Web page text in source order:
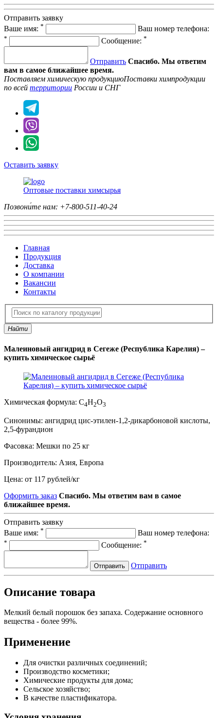
Отправить заявку
Ваше имя: * Ваш номер телефона:
* Сообщение: *
Отправить Спасибо. Мы ответим
вам в самое ближайшее время.
Поставляем химическую продукциюПоставки химпродукции
по всей территории России и СНГ
Оставить заявку
Оптовые поставки химсырья
Позвони́те нам: +7-800-511-40-24
Главная
Продукция
Доставка
О компании
Вакансии
Контакты
Найти
Малеиновый ангидрид в Сегеже (Республика Карелия) –
купить химическое сырьё
Химическая формула: C4H2O3
Синонимы: ангидрид циc-этилен-1,2-дикарбоновой кислоты,
2,5-фурандион
Фасовка: Мешки по 25 кг
Производитель: Азия, Европа
Цена: от 117 рублей/кг
Оформить заказ Спасибо. Мы ответим вам в самое
ближайшее время.
Отправить заявку
Ваше имя: * Ваш номер телефона:
* Сообщение: *
Отправить Отправить
Описание товара
Мелкий белый порошок без запаха. Содержание основного
вещества - более 99%.
Применение
Для очистки различных соединений;
Производство косметики;
Химические продукты для дома;
Сельское хозяйство;
В качестве пластификатора.